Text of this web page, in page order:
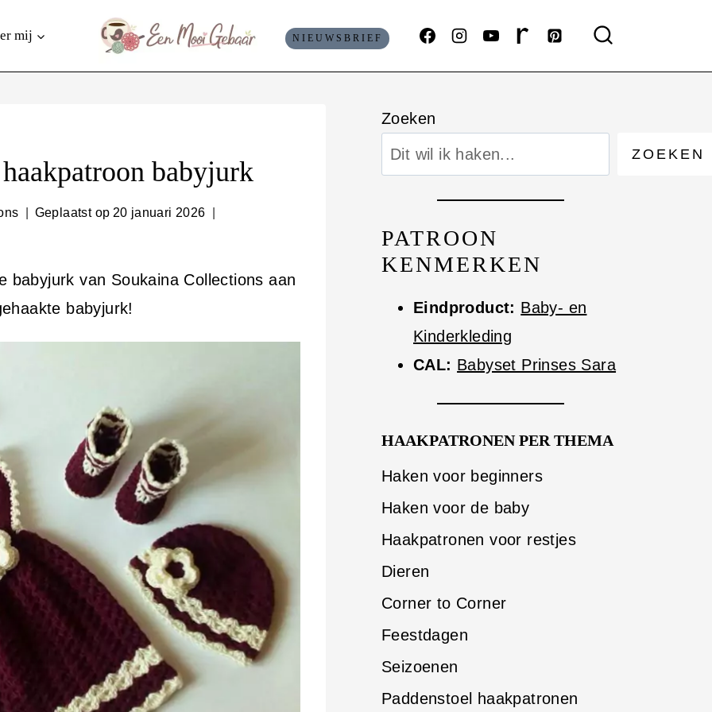
mij NIEUWSBRIEF
babyjurk
Geplaatst op 20 januari 2026
babyjurk van Soukaina Collections aan
babyjurk!
Zoeken
ZOEKEN
PATROON
KENMERKEN
Eindproduct: Baby- en
Kinderkleding
CAL: Babyset Prinses Sara
HAAKPATRONEN PER THEMA
Haken voor beginners
Haken voor de baby
Haakpatronen voor restjes
Dieren
Corner to Corner
Feestdagen
Seizoenen
Paddenstoel haakpatronen